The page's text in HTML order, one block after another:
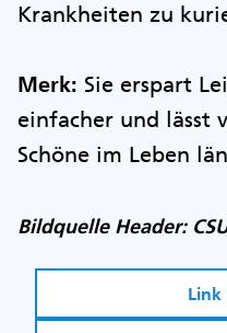
Krankheiten zu
Merk: Sie erspart
einfacher und lässt
Schöne im Leben
Bildquelle Header:
Link